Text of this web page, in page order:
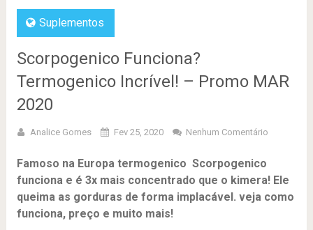
Suplementos
Scorpogenico Funciona?
Termogenico Incrível! – Promo MAR
2020
Analice Gomes Fev 25, 2020 Nenhum Comentário
Famoso na Europa termogenico Scorpogenico
funciona e é 3x mais concentrado que o kimera! Ele
queima as gorduras de forma implacável. veja como
funciona, preço e muito mais!